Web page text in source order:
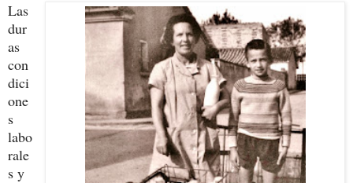
Las
dur
as
con
dici
one
s
labo
rale
s y